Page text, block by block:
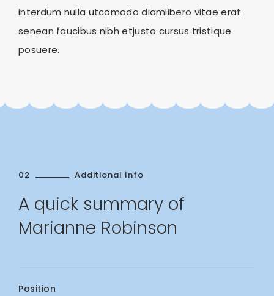
interdum nulla utcomodo diamlibero vitae erat
senean faucibus nibh etjusto cursus tristique
posuere.
02 Additional Info
A quick summary of
Marianne Robinson
Position